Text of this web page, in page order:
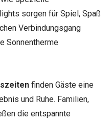
sorgen für Spiel, Spaß
Verbindungsgang
Sonnentherme
finden Gäste eine
und Ruhe. Familien,
die entspannte